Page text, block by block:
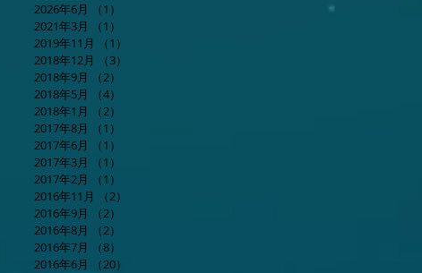
2026年6月 （1）
2021年3月
（1）
2019年11月
（1）
2018年12月
（3）
2018年9月
（2）
2018年5月
（4）
2018年1月
（2）
2017年8月
（1）
2017年6月
（1）
2017年3月
（1）
2017年2月
（1）
2016年11月
（2）
2016年9月
（2）
2016年8月
（2）
2016年7月
（8）
2016年6月
（20）